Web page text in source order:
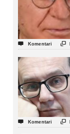
 Komentari 
 Komentari 